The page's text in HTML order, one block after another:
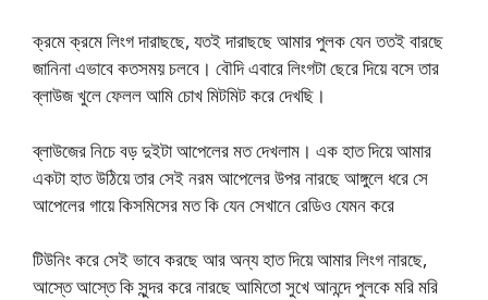
ক্রমে ক্রমে লিংগ দারাছছে, যতই দারাছছে আমার পুলক যেন ততই বারছে
জানিনা এভাবে কতসময় চলবে। বৌদি এবারে লিংগটা ছেরে দিয়ে বসে তার
ব্লাউজ খুলে ফেলল আমি চোখ মিটমিট করে দেখছি।
ব্লাউজের নিচে বড় দুইটা আপেলের মত দেখলাম। এক হাত দিয়ে আমার
একটা হাত উঠিয়ে তার সেই নরম আপেলের উপর নারছে আঙ্গুলে ধরে সে
আপেলের গায়ে কিসমিসের মত কি যেন সেখানে রেডিও যেমন করে
টিউনিং করে সেই ভাবে করছে আর অন্য হাত দিয়ে আমার লিংগ নারছে,
আস্তে আস্তে কি সুন্দর করে নারছে আমিতো সুখে আনন্দে পুলকে মরি মরি